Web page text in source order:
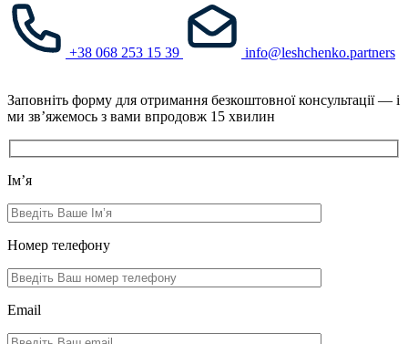
+38 068 253 15 39 info@leshchenko.partners
Заповніть форму для отримання безкоштовної консультації — і
ми зв’яжемось з вами впродовж 15 хвилин
Ім’я
Номер телефону
Email